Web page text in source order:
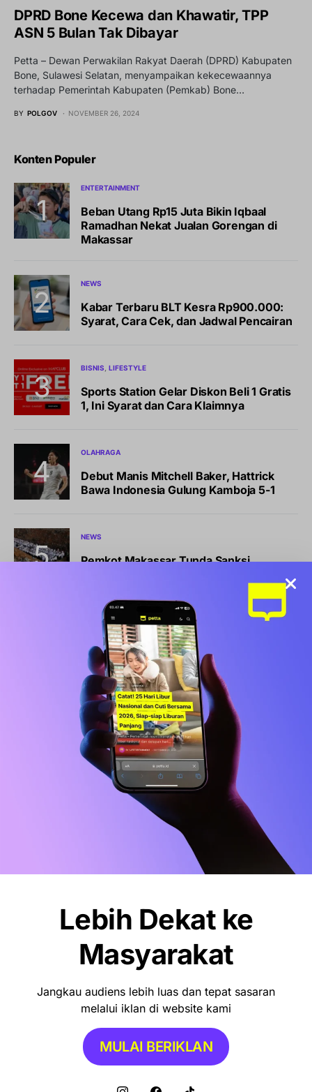
DPRD Bone Kecewa dan Khawatir, TPP
ASN 5 Bulan Tak Dibayar
Petta – Dewan Perwakilan Rakyat Daerah (DPRD) Kabupaten
Bone, Sulawesi Selatan, menyampaikan kekecewaannya
terhadap Pemerintah Kabupaten (Pemkab) Bone…
BY POLGOV NOVEMBER 26, 2024
Konten Populer
ENTERTAINMENT
Beban Utang Rp15 Juta Bikin Iqbaal
Ramadhan Nekat Jualan Gorengan di
Makassar
NEWS
Kabar Terbaru BLT Kesra Rp900.000:
Syarat, Cara Cek, dan Jadwal Pencairan
BISNIS LIFESTYLE
Sports Station Gelar Diskon Beli 1 Gratis
1, Ini Syarat dan Cara Klaimnya
OLAHRAGA
Debut Manis Mitchell Baker, Hattrick
Bawa Indonesia Gulung Kamboja 5-1
NEWS
Pemkot Makassar Tunda Sanksi
Lebih Dekat ke
Masyarakat
Jangkau audiens lebih luas dan tepat sasaran
melalui iklan di website kami
MULAI BERIKLAN